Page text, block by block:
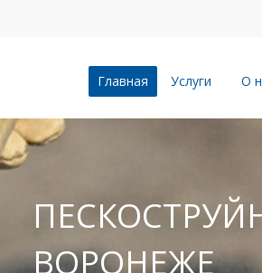
Главная Услуги О
ВОРОНЕЖЕ